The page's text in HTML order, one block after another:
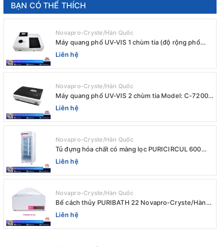
BẠN CÓ THỂ THÍCH
Novapro-Cryste/Hàn Quốc
Máy quang phổ UV-VIS 1 chùm tia (độ rộng phổ
4nm) E-1000UV / Peak
Liên hệ
Novapro-Cryste/Hàn Quốc
Máy quang phổ UV-VIS 2 chùm tia Model: C-7200 /
Peak
Liên hệ
Novapro-Cryste/Hàn Quốc
Tủ đựng hóa chất có màng lọc PURICIRCUL 600
AIRTIGHT Novapro-Cryste/Hàn Quốc
Liên hệ
Novapro-Cryste/Hàn Quốc
Bể cách thủy PURIBATH 22 Novapro-Cryste/Hàn
Quốc
Liên hệ